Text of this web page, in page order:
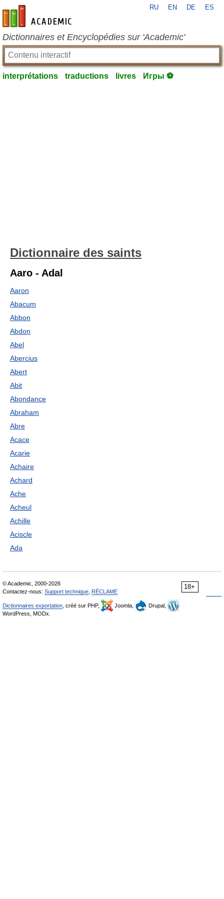
fr-academic.com
RU EN DE ES
Dictionnaires et Encyclopédies sur 'Academic'
interprétations traductions livres Игры ⚽
Dictionnaire des saints
Aaro - Adal
Aaron
Abacum
Abbon
Abdon
Abel
Abercius
Abert
Abit
Abondance
Abraham
Abre
Acace
Acarie
Achaire
Achard
Ache
Acheul
Achille
Aciscle
Ada
18+
© Academic, 2000-2026
Contactez-nous: Support technique RÉCLAME
Dictionnaires exportation , créé sur PHP, Joomla,
Drupal,
WordPress, MODx.